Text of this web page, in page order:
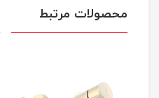
محصولات مرتبط